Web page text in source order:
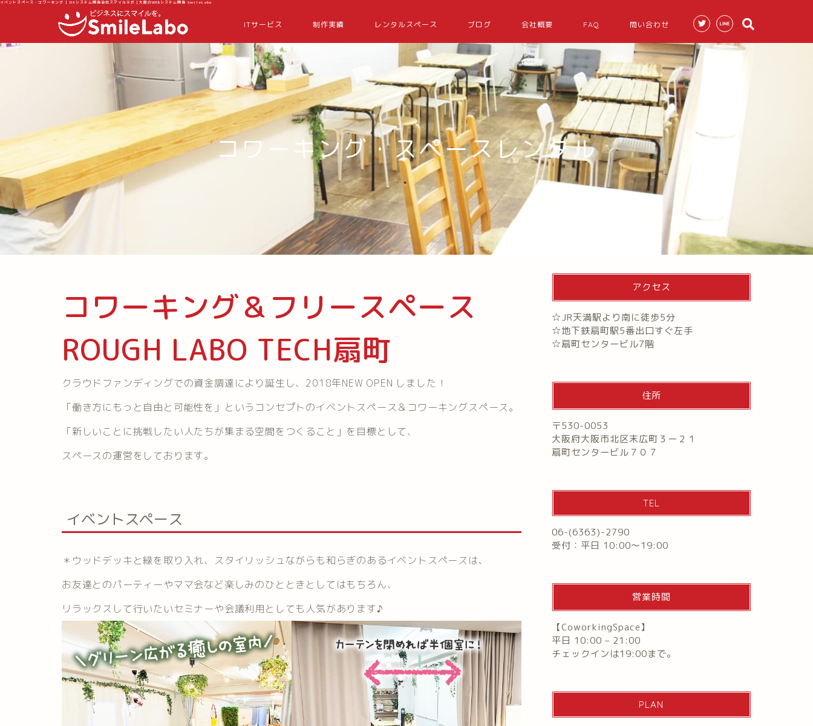
イベントスペース・コワーキング | DXシステム開発会社スマイルラボ｜大阪のWEBシステム開発 SmileLabo
ITサービス 制作実績 レンタルスペース ブログ 会社概要 FAQ 問い合わせ
コワーキング・スペースレンタル
コワーキング＆フリースペース
ROUGH LABO TECH扇町
クラウドファンディングでの資金調達により誕生し、2018年NEW OPEN しました！
「働き方にもっと自由と可能性を」というコンセプトのイベントスペース＆コワーキングスペース。
「新しいことに挑戦したい人たちが集まる空間をつくること」を目標として、
スペースの運営をしております。
イベントスペース
＊ウッドデッキと緑を取り入れ、スタイリッシュながらも和らぎのあるイベントスペースは、
お友達とのパーティーやママ会など楽しみのひとときとしてはもちろん、
リラックスして行いたいセミナーや会議利用としても人気があります♪
アクセス
☆JR天満駅より南に徒歩5分
☆地下鉄扇町駅5番出口すぐ左手
☆扇町センタービル7階
住所
〒530-0053
大阪府大阪市北区末広町３ー２１
扇町センタービル７０７
TEL
06-(6363)-2790
受付：平日 10:00〜19:00
営業時間
【CoworkingSpace】
平日 10:00 – 21:00
チェックインは19:00まで。
PLAN